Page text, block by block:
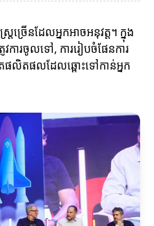
រច្រើនដែលអ្នកអាចអនុវត្ត។ ក្នុង
វការចូលទៅ, ការរៀបចំផែនការ
ផលិតផលដែលឆ្ពោះទៅកាន់អ្នក